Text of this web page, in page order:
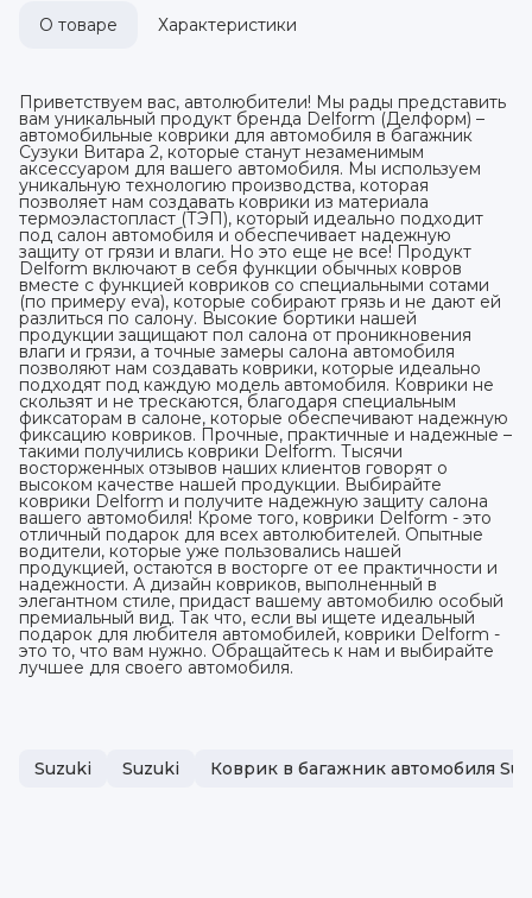
О товаре Характеристики
Приветствуем вас, автолюбители! Мы рады представить
вам уникальный продукт бренда Delform (Делформ) –
автомобильные коврики для автомобиля в багажник
Сузуки Витара 2, которые станут незаменимым
аксессуаром для вашего автомобиля. Мы используем
уникальную технологию производства, которая
позволяет нам создавать коврики из материала
термоэластопласт (ТЭП), который идеально подходит
под салон автомобиля и обеспечивает надежную
защиту от грязи и влаги. Но это еще не все! Продукт
Delform включают в себя функции обычных ковров
вместе с функцией ковриков со специальными сотами
(по примеру eva), которые собирают грязь и не дают ей
разлиться по салону. Высокие бортики нашей
продукции защищают пол салона от проникновения
влаги и грязи, а точные замеры салона автомобиля
позволяют нам создавать коврики, которые идеально
подходят под каждую модель автомобиля. Коврики не
скользят и не трескаются, благодаря специальным
фиксаторам в салоне, которые обеспечивают надежную
фиксацию ковриков. Прочные, практичные и надежные –
такими получились коврики Delform. Тысячи
восторженных отзывов наших клиентов говорят о
высоком качестве нашей продукции. Выбирайте
коврики Delform и получите надежную защиту салона
вашего автомобиля! Кроме того, коврики Delform - это
отличный подарок для всех автолюбителей. Опытные
водители, которые уже пользовались нашей
продукцией, остаются в восторге от ее практичности и
надежности. А дизайн ковриков, выполненный в
элегантном стиле, придаст вашему автомобилю особый
премиальный вид. Так что, если вы ищете идеальный
подарок для любителя автомобилей, коврики Delform -
это то, что вам нужно. Обращайтесь к нам и выбирайте
лучшее для своего автомобиля.
Suzuki Suzuki Коврик в багажник автомобиля